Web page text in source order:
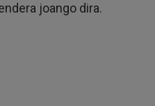
joango dira.